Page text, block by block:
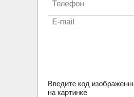
Введите код
на картинке